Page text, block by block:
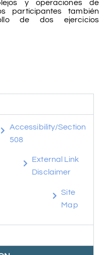
y operaciones de
participantes también
de dos ejercicios
Accessibility/Section
508
External Link
Disclaimer
Site
Map